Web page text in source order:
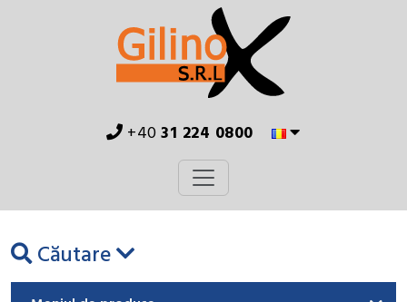
+4031 224 0800
Căutare